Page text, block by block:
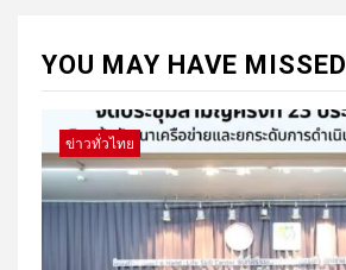
YOU MAY HAVE MISSED
ข่าวทั่วไทย